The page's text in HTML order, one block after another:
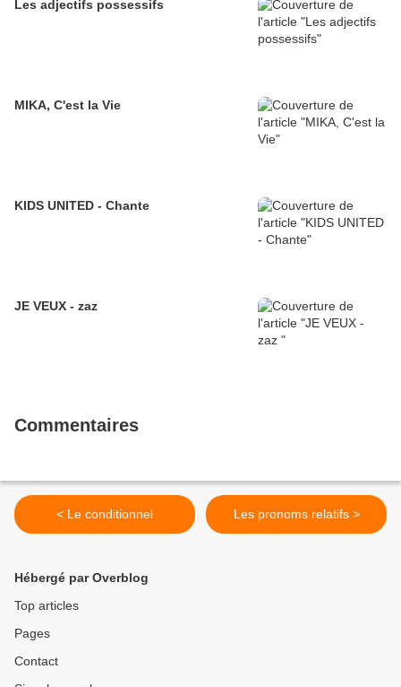
Les adjectifs possessifs
MIKA, C'est la Vie
KIDS UNITED - Chante
JE VEUX - zaz
Commentaires
< Le conditionnel Les pronoms relatifs >
Hébergé par Overblog
Top articles
Pages
Contact